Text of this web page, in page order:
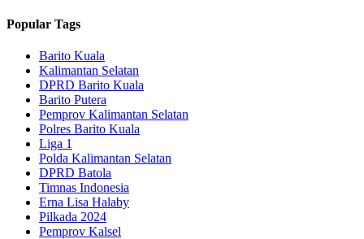
Popular Tags
Barito Kuala
Kalimantan Selatan
DPRD Barito Kuala
Barito Putera
Pemprov Kalimantan Selatan
Polres Barito Kuala
Liga 1
Polda Kalimantan Selatan
DPRD Batola
Timnas Indonesia
Erna Lisa Halaby
Pilkada 2024
Pemprov Kalsel